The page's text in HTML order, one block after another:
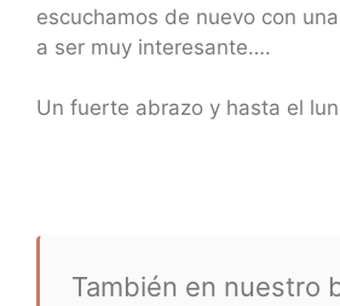
escuchamos de nuevo con
a ser muy interesante….
Un fuerte abrazo y hasta el
También en nuestro